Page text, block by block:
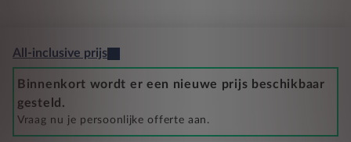
All-inclusive prijs
Binnenkort wordt er een nieuwe prijs beschikbaar
gesteld.
Vraag nu je persoonlijke offerte aan.